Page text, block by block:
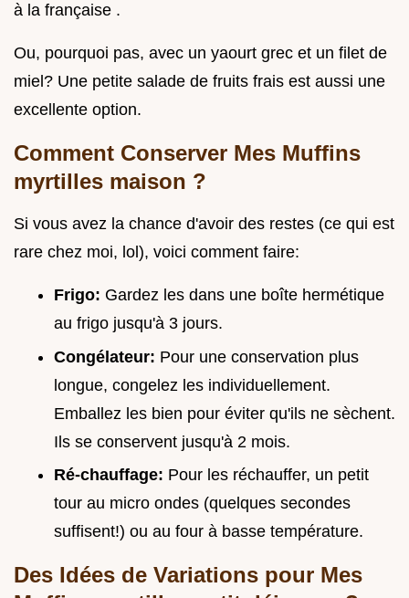
à la française .
Ou, pourquoi pas, avec un yaourt grec et un filet de
miel? Une petite salade de fruits frais est aussi une
excellente option.
Comment Conserver Mes Muffins
myrtilles maison ?
Si vous avez la chance d'avoir des restes (ce qui est
rare chez moi, lol), voici comment faire:
Frigo: Gardez les dans une boîte hermétique
au frigo jusqu'à 3 jours.
Congélateur: Pour une conservation plus
longue, congelez les individuellement.
Emballez les bien pour éviter qu'ils ne sèchent.
Ils se conservent jusqu'à 2 mois.
Ré-chauffage: Pour les réchauffer, un petit
tour au micro ondes (quelques secondes
suffisent!) ou au four à basse température.
Des Idées de Variations pour Mes